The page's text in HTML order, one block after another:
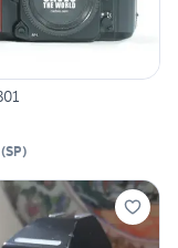
(SP)